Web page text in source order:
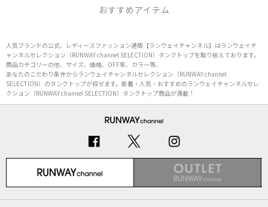
おすすめアイテム
人気ブランドの公式、レディースファッション通販【ランウェイチャンネル】はランウェイチ
ャンネルセレクション（RUNWAY channel SELECTION）タンクトップを取り揃えております。
商品カテゴリーの他、サイズ、価格、OFF率、カラー等、
あなたのこだわり条件からランウェイチャンネルセレクション（RUNWAY channel
SELECTION）のタンクトップが探せます。新着・人気・おすすめのランウェイチャンネルセレ
クション（RUNWAY channel SELECTION）タンクトップ商品が満載！